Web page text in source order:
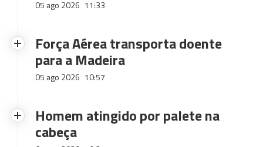
05 ago 2026 11:33
Força Aérea transporta doente
para a Madeira
05 ago 2026 10:57
Homem atingido por palete na
cabeça